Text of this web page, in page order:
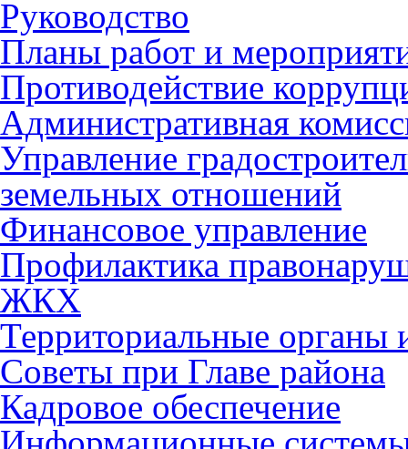
Руководство
Планы работ и
Противодействие
Административная
Управление
земельных отношений
Финансовое управление
Профилактика
ЖКХ
Территориальные органы
Советы при Главе района
Кадровое обеспечение